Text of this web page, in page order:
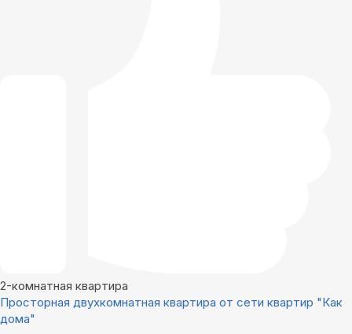
2-комнатная квартира
Просторная двухкомнатная квартира от сети квартир "Как
дома"